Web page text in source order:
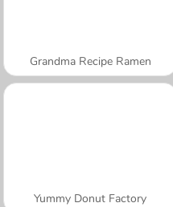
Grandma Recipe Ramen
Yummy Donut Factory